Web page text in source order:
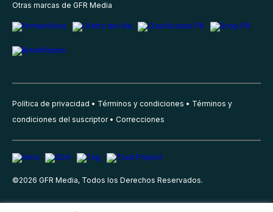
Otras marcas de GFR Media
Política de privacidad Términos y condiciones
Términos y
condiciones del suscriptor
Correcciones
©2026 GFR Media, Todos los Derechos Reservados.